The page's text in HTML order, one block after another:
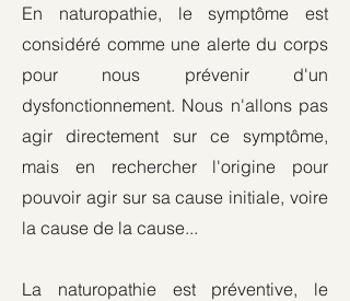
En naturopathie, le symptôme est
considéré comme une alerte du corps
pour nous prévenir d'un
dysfonctionnement. Nous n'allons pas
agir directement sur ce symptôme,
mais en rechercher l'origine pour
pouvoir agir sur sa cause initiale, voire
la cause de la cause...
La naturopathie est préventive, le